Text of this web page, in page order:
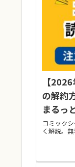
【
の解約
まるっ
コミック
く解説。